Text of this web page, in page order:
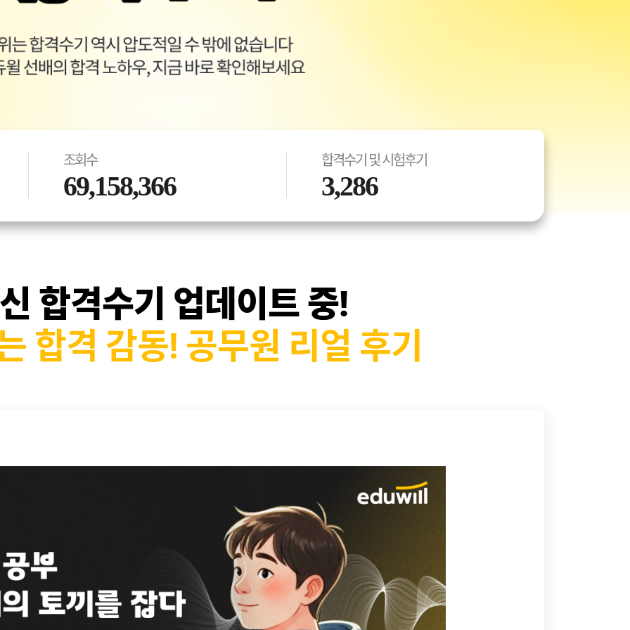
조회수
69,158,366
합격수기 및 시험후기
3,286
합격수기 업데이트 중!
합격 감동! 공무원 리얼 후기